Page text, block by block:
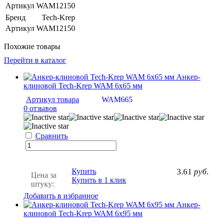
Артикул WAM12150
Бренд
Tech-Krep
Артикул WAM12150
Похожие товары
Перейти в каталог
Анкер-
клиновой Tech-Krep WAM 6х65 мм
Артикул товара
WAM665
0 отзывов
Сравнить
Цена за
штуку:
3.61 руб.
Купить
Купить в 1 клик
Добавить в избранное
Анкер-
клиновой Tech-Krep WAM 6х95 мм